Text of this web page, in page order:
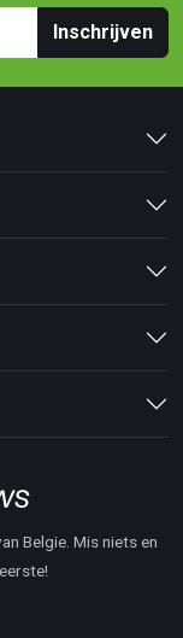
Inschrijven
Belgie. Mis niets en